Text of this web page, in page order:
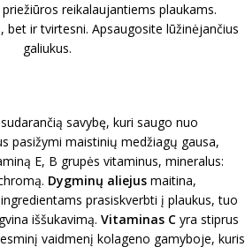
reikalaujantiems plaukams.
bet ir tvirtesni. Apsaugosite lūžinėjančius
galiukus.
savybę, kuri saugo nuo
pasižymi maistinių medžiagų gausa,
E, B grupės vitaminus, mineralus:
Dygminų aliejus maitina,
prasiskverbti į plaukus, tuo
iššukavimą. Vitaminas C yra stiprus
vaidmenį kolageno gamyboje, kuris